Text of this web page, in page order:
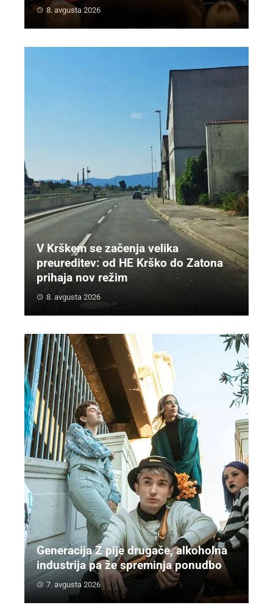
8. avgusta 2026
V Krškem se začenja velika
preureditev: od HE Krško do Zatona
prihaja nov režim
8. avgusta 2026
Generacija Z pije drugače, alkoholna
industrija pa že spreminja ponudbo
7. avgusta 2026